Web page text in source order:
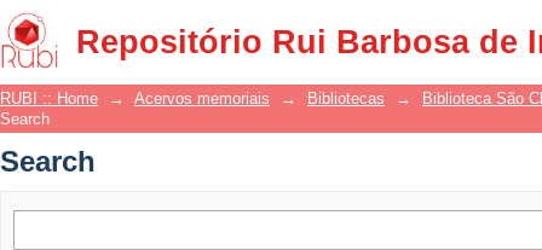
Repositório Rui Barbosa de
Search
RUBI :: Home → Acervos memoriais → Bibliotecas →
Biblioteca São
Search
Search